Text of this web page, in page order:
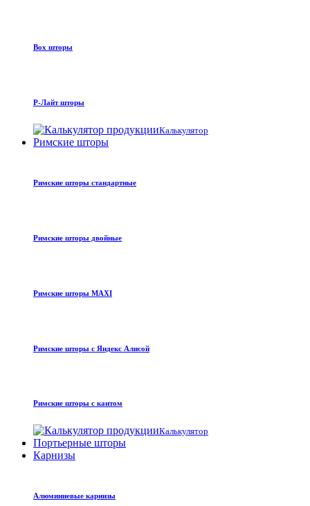
Box шторы
Р-Лайт шторы
Калькулятор
Римские шторы
Римские шторы стандартные
Римские шторы двойные
Римские шторы MAXI
Римские шторы с Яндекс Алисой
Римские шторы с кантом
Калькулятор
Портьерные шторы
Карнизы
Алюминиевые карнизы